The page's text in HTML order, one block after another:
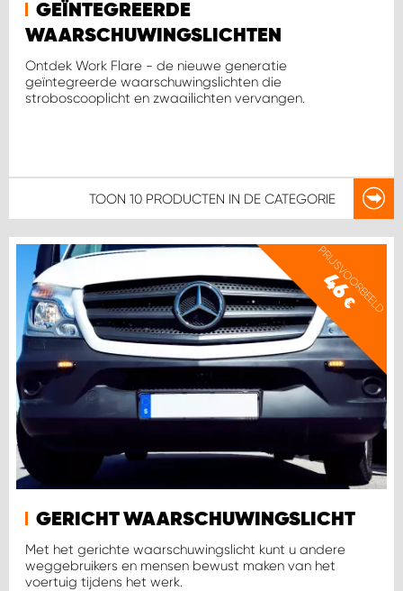
GEÏNTEGREERDE
WAARSCHUWINGSLICHTEN
Ontdek Work Flare - de nieuwe generatie
geïntegreerde waarschuwingslichten die
stroboscooplicht en zwaailichten vervangen.
TOON 10 PRODUCTEN IN DE CATEGORIE
PRIJSVOORBEELD
46
€
GERICHT WAARSCHUWINGSLICHT
Met het gerichte waarschuwingslicht kunt u andere
weggebruikers en mensen bewust maken van het
voertuig tijdens het werk.
WORK SYSTEM LOPIK AUTOSERVICE BENSCHOP
WORK SYSTEM NIEUWEGEIN
WORK SYSTEM NIEUWERKERK AAN DEN IJSSEL
WORK SYSTEM OOSTERHOUT
WORK SYSTEM REEUWIJK
WORK SYSTEM RIDDERKERK
WORK SYSTEM SIMPELVELD
WORK SYSTEM WILLEMSTAD